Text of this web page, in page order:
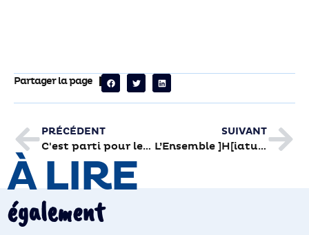
Partager la page
PRÉCÉDENT
C'est parti pour les soldes d'hiver
SUIVANT
L’Ensemble ]H[iatus, invité de la Semaine du son
À LIRE
également